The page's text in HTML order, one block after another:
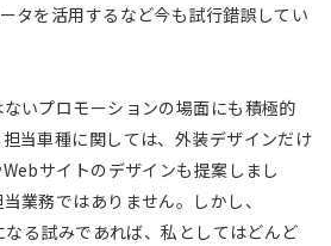
タを活用するなど今も試行錯誤してい
いプロモーションの場面にも積極的
当車種に関しては、外装デザインだけ
サイトのデザインも提案しまし
業務ではありません。しかし、
る試みであれば、私としてはどんど